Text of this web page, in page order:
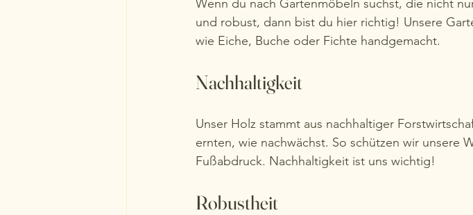
Wenn du nach Gartenmöbeln suchst, die nicht
und robust, dann bist du hier richtig! Unsere
wie Eiche, Buche oder Fichte handgemacht.
Nachhaltigkeit
Unser Holz stammt aus nachhaltiger
ernten, wie nachwächst. So schützen wir unsere
Fußabdruck. Nachhaltigkeit ist uns wichtig!
Robustheit